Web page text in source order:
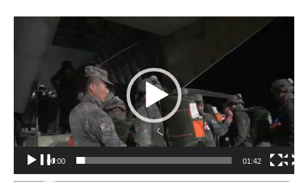
Видеоплеер
00:00 01:42